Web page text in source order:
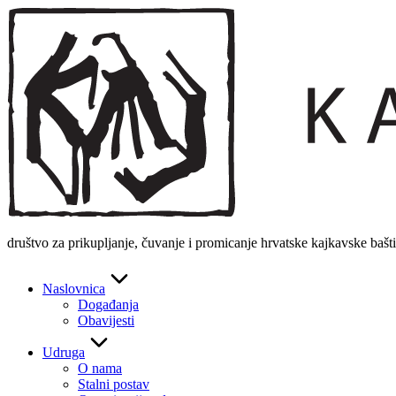
Skip
to
content
društvo za prikupljanje, čuvanje i promicanje hrvatske kajkavske
Naslovnica
Događanja
Obavijesti
Udruga
O nama
Stalni postav